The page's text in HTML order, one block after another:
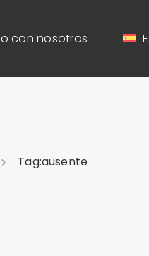
con nosotros
Tag:ausente